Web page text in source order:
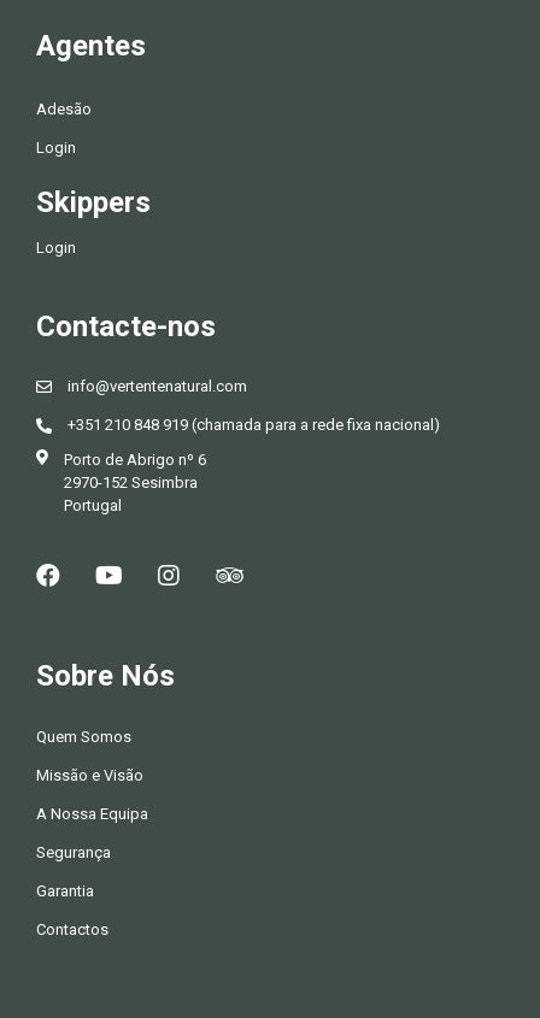
Agentes
Adesão
Login
Skippers
Login
Contacte-nos
info@vertentenatural.com
+351 210 848 919 (chamada para a rede fixa nacional)
Porto de Abrigo nº 6
2970-152 Sesimbra
Portugal
Sobre Nós
Quem Somos
Missão e Visão
A Nossa Equipa
Segurança
Garantia
Contactos